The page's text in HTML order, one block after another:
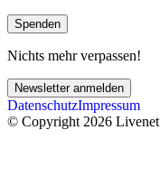
Spenden
Nichts mehr verpassen!
Newsletter anmelden
DatenschutzImpressum
© Copyright 2026 Livenet